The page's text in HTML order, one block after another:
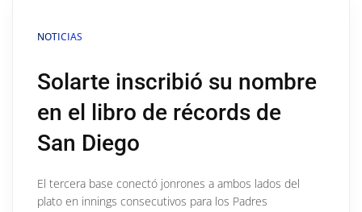
NOTICIAS
Solarte inscribió su nombre
en el libro de récords de
San Diego
El tercera base conectó jonrones a ambos lados del
plato en innings consecutivos para los Padres